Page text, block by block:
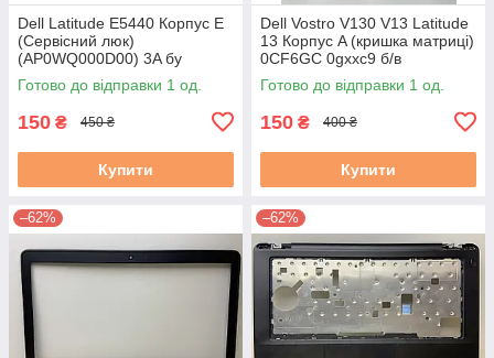
Dell Latitude E5440 Корпус E
(Сервісний люк)
(AP0WQ000D00) 3A бу
Готово до відправки 1 од.
150 ₴ 450 ₴
Купити
Dell Vostro V130 V13 Latitude
13 Корпус A (кришка матриці)
0CF6GC 0gxxc9 б/в
Готово до відправки 1 од.
150 ₴ 400 ₴
Купити
–62% –62%